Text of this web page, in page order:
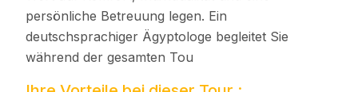
persönliche Betreuung legen. Ein
deutschsprachiger Ägyptologe begleitet Sie
während der gesamten Tou